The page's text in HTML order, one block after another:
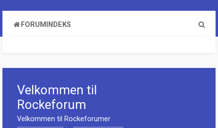
FORUMINDEKS
Velkommen til
Rockeforum
Velkommen til Rockeforumer